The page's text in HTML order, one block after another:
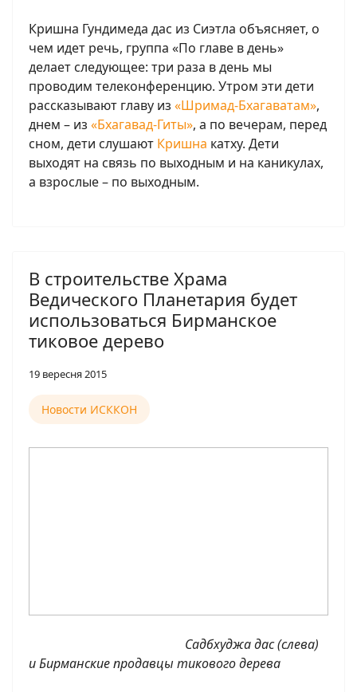
Кришна Гундимеда дас из Сиэтла объясняет, о
чем идет речь, группа «По главе в день»
делает следующее: три раза в день мы
проводим телеконференцию. Утром эти дети
рассказывают главу из «Шримад-Бхагаватам»,
днем – из «Бхагавад-Гиты», а по вечерам, перед
сном, дети слушают Кришна катху. Дети
выходят на связь по выходным и на каникулах,
а взрослые – по выходным.
В строительстве Храма
Ведического Планетария будет
использоваться Бирманское
тиковое дерево
19 вересня 2015
Новости ИСККОН
Садбхуджа дас (слева)
и Бирманские продавцы тикового дерева